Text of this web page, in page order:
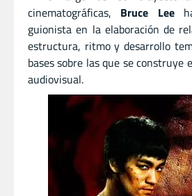
cinematográficas, Bruce Lee
guionista en la elaboración de
estructura, ritmo y desarrollo
bases sobre las que se construye
audiovisual.